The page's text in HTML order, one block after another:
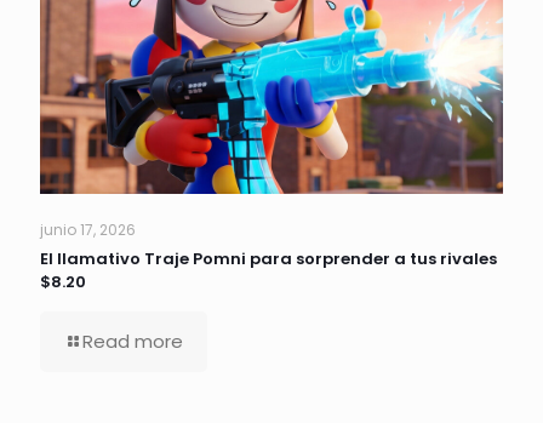
junio 17, 2026
El llamativo Traje Pomni para sorprender a tus rivales
$8.20
Read more